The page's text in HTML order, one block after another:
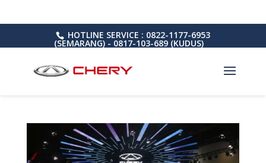
HOTLINE SERVICE : 0822-1177-6953
(SEMARANG) - 0817-103-689 (KUDUS)